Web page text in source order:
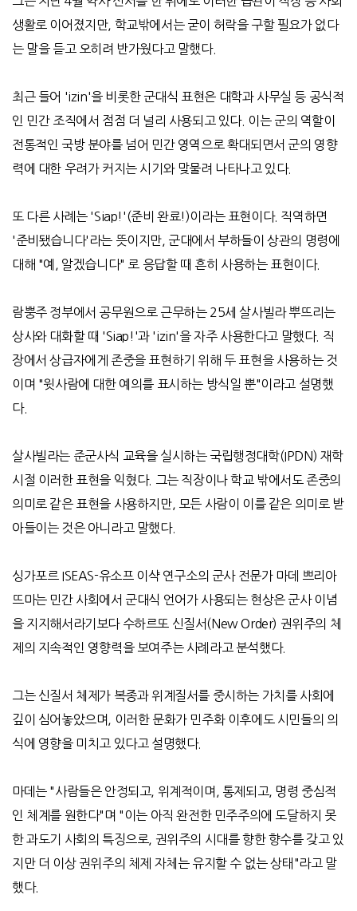
생활로 이어졌지만, 학교밖에서는 굳이 허락을 구할 필요가 없다
는 말을 듣고 오히려 반가웠다고 말했다.
최근 들어 'izin'을 비롯한 군대식 표현은 대학과 사무실 등 공식적
인 민간 조직에서 점점 더 널리 사용되고 있다. 이는 군의 역할이
전통적인 국방 분야를 넘어 민간 영역으로 확대되면서 군의 영향
력에 대한 우려가 커지는 시기와 맞물려 나타나고 있다.
또 다른 사례는 'Siap!'(준비 완료!)이라는 표현이다. 직역하면
'준비됐습니다'라는 뜻이지만 군대에서 부하들이 상관의 명령에
대해 "예 알겠습니다" 로 응답할 때 흔히 사용하는 표현이다.
람뿡주 정부에서 공무원으로 근무하는25세 살사빌라 뿌뜨리는
상사와 대화할 때 'Siap!'과'izin'을 자주 사용한다고 말했다. 직
장에서 상급자에게 존중을 표현하기 위해 두 표현을 사용하는 것
이며 "윗사람에 대한 예의를 표시하는 방식일 뿐"이라고 설명했
다.
살사빌라는 준군사식 교육을 실시하는 국립행정대학(IPDN) 재학
시절 이러한 표현을 익혔다.
그는 직장이나 학교 밖에서도 존중의
의미로 같은 표현을 사용하지만,
모든 사람이 이를 같은 의미로 받
아들이는 것은 아니라고 말했다.
싱가포르 ISEAS-유소프 이샥 연구소의 군사 전문가 마데 쁘리아
뜨마는 민간 사회에서 군대식 언어가 사용되는 현상은 군사 이념
을 지지해서라기보다 수하르또 신질서(New Order) 권위주의 체
제의 지속적인 영향력을 보여주는 사례라고 분석했다.
그는 신질서 체제가 복종과 위계질서를 중시하는 가치를 사회에
깊이 심어놓았으며
이러한 문화가 민주화 이후에도 시민들의 의
식에 영향을 미치고 있다고 설명했다.
마데는"사람들은 안정되고 위계적이며 통제되고
명령 중심적
인 체계를 원한다"며 "이는 아직 완전한 민주주의에 도달하지 못
한 과도기 사회의 특징으로
권위주의 시대를 향한 향수를 갖고 있
지만 더 이상 권위주의 체제 자체는 유지할 수 없는 상태 "라고 말
했다.